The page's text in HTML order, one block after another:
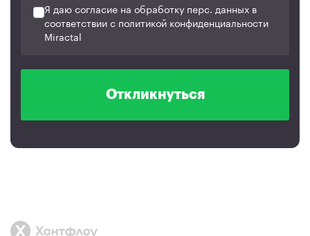
Я даю согласие на обработку перс. данных в
соответствии с политикой конфиденциальности
Miractal
Откликнуться